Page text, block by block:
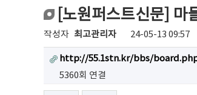
[노원퍼스트신문] 마
작성자 최고관리자 24-05-13 09:57
http://55.1stn.kr/bbs/
5360회 연결